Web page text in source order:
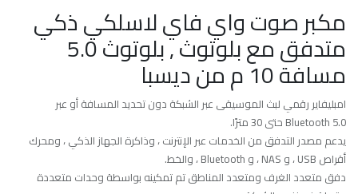
مكبر صوت واي فاي لاسلكي ذكي
متدفق مع بلوتوث , بلوتوث 5.0
مسافة 10 م من ديسبا
امبليفاير رقمي لبث الموسيقى عبر الشبكة دون تحديد المسافة أو عبر
Bluetooth 5.0 حتى 30 مترًا.
يدعم مصدر التدفق من الخدمات عبر الإنترنت ، وذاكرة الجهاز الذكي ، ومحرك
أقراص USB ، و NAS ، و Bluetooth ، والخط.
دفق متعدد الغرف ومتعدد المناطق تم تمكينه بواسطة وحدات متعددة